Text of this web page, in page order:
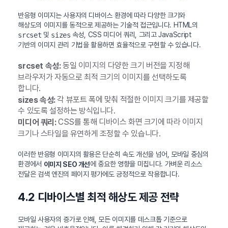
반응형 이미지는 사용자의 디바이스 환경에 따라 다양한 크기와
해상도의 이미지를 동적으로 제공하는 기술적 접근입니다. HTML의
srcset 및 sizes 속성, CSS 미디어 쿼리, 그리고 JavaScript
기반의 이미지 관리 기법을 활용하면 효율적으로 구현할 수 있습니다.
srcset 속성:동일 이미지의 다양한 크기 버전을 지정해
브라우저가 자동으로 최적 크기의 이미지를 선택하도록
합니다.
sizes 속성:각 뷰포트 폭에 맞춰 적절한 이미지 크기를 제공할
수 있도록 설정하는 방식입니다.
미디어 쿼리:CSS를 통해 디바이스 화면 크기에 따라 이미지
크기나 스타일을 유연하게 조정할 수 있습니다.
이러한 반응형 이미지의 활용은 단순히 속도 개선을 넘어, 모바일 중심의
환경에서 이미지 SEO 개선에 중요한 영향을 미칩니다. 가벼운 리소스
전달은 검색 엔진의 페이지 평가에도 긍정적으로 작용합니다.
4.2 디바이스별 최적 해상도 제공 전략
모바일 사용자의 증가로 인해, 모든 이미지를 데스크톱 기준으로